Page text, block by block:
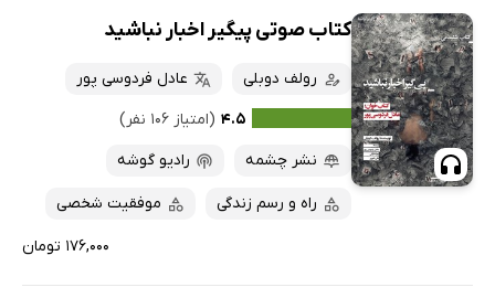
کتاب صوتی پیگیر اخبار نباشید
رولف دوبلی
عادل فردوسی پور
۴.۵ (امتیاز ۱۰۶ نفر)
نشر چشمه
رادیو گوشه
راه و رسم زندگی موفقیت شخصی
۱۷۶,۰۰۰ تومان